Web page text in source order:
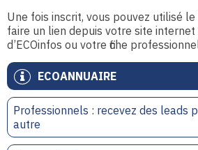
ECOANNUAIRE
Professionnels : recevez des leads
autre
Une fois inscrit, vous pouvez utilisé
faire un lien depuis votre site internet
d’ECOinfos ou votre fiche